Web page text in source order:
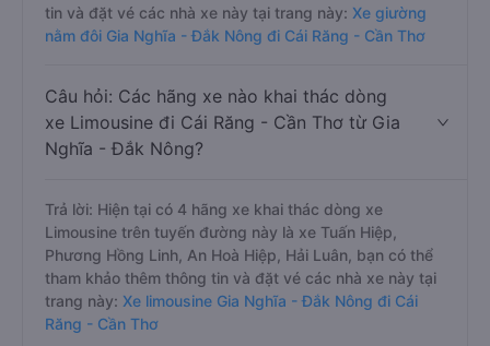
tin và đặt vé các nhà xe này tại trang này: Xe giường
nằm đôi Gia Nghĩa - Đắk Nông đi Cái Răng - Cần Thơ
Câu hỏi: Các hãng xe nào khai thác dòng
xe Limousine đi Cái Răng - Cần Thơ từ Gia
Nghĩa - Đắk Nông?
Trả lời: Hiện tại có 4 hãng xe khai thác dòng xe
Limousine trên tuyến đường này là xe Tuấn Hiệp,
Phương Hồng Linh, An Hoà Hiệp, Hải Luân, bạn có thể
tham khảo thêm thông tin và đặt vé các nhà xe này tại
trang này: Xe limousine Gia Nghĩa - Đắk Nông đi Cái
Răng - Cần Thơ